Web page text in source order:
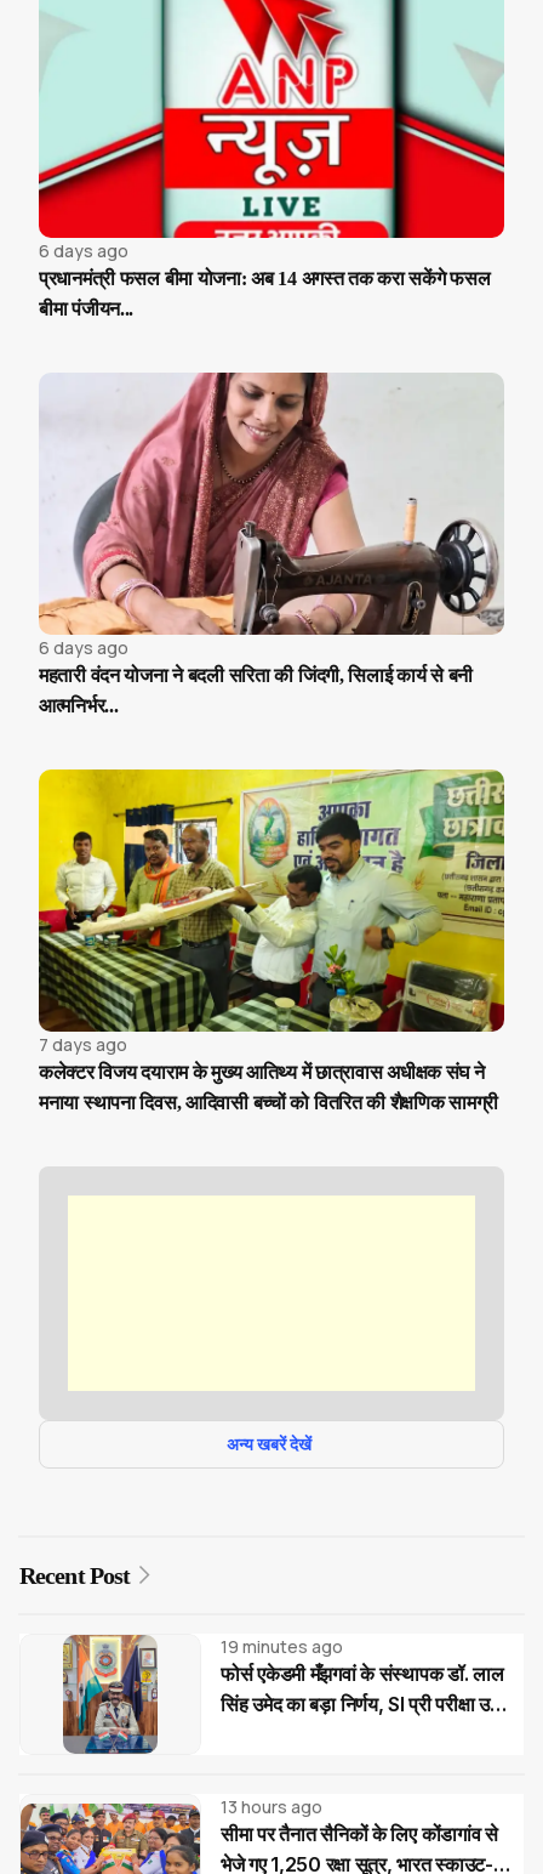
6 days ago
प्रधानमंत्री फसल बीमा योजना: अब 14 अगस्त तक करा सकेंगे फसल
बीमा पंजीयन...
6 days ago
महतारी वंदन योजना ने बदली सरिता की जिंदगी, सिलाई कार्य से बनी
आत्मनिर्भर...
7 days ago
कलेक्टर विजय दयाराम के मुख्य आतिथ्य में छात्रावास अधीक्षक संघ ने
मनाया स्थापना दिवस, आदिवासी बच्चों को वितरित की शैक्षणिक सामग्री
अन्य खबरें देखें
Recent Post
19 minutes ago
फोर्स एकेडमी मँझगवां के संस्थापक डॉ. लाल
सिंह उमेद का बड़ा निर्णय, SI प्री परीक्षा उत्तीर्ण
13 hours ago
सीमा पर तैनात सैनिकों के लिए कोंडागांव से
भेजे गए 1,250 रक्षा सूत्र, भारत स्काउट-